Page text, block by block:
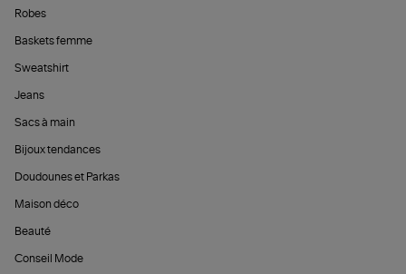
Robes
Baskets femme
Sweatshirt
Jeans
Sacs à main
Bijoux tendances
Doudounes et Parkas
Maison déco
Beauté
Conseil Mode